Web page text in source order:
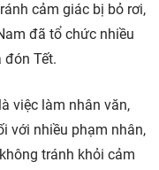
cảm giác bị bỏ rơi,
đã tổ chức nhiều
đón Tết.
việc làm nhân văn,
với nhiều phạm nhân,
tránh khỏi cảm